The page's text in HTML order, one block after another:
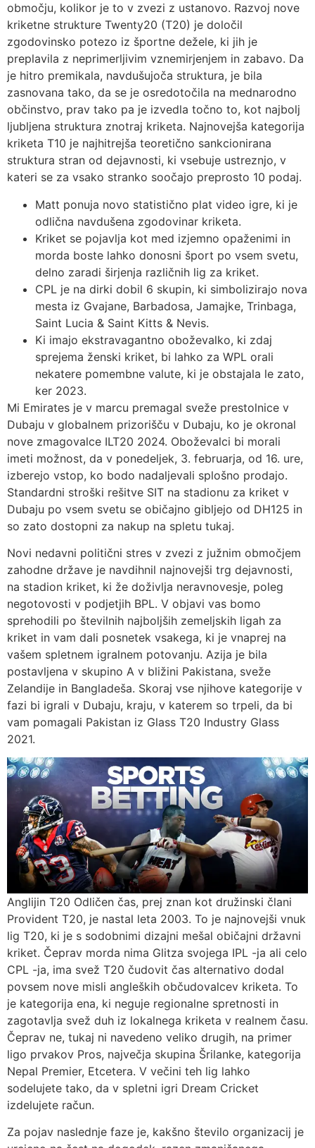
območju, kolikor je to v zvezi z ustanovo. Razvoj nove
kriketne strukture Twenty20 (T20) je določil
zgodovinsko potezo iz športne dežele, ki jih je
preplavila z neprimerljivim vznemirjenjem in zabavo. Da
je hitro premikala, navdušujoča struktura, je bila
zasnovana tako, da se je osredotočila na mednarodno
občinstvo, prav tako pa je izvedla točno to, kot najbolj
ljubljena struktura znotraj kriketa. Najnovejša kategorija
kriketa T10 je najhitrejša teoretično sankcionirana
struktura stran od dejavnosti, ki vsebuje ustreznjo, v
kateri se za vsako stranko soočajo preprosto 10 podaj.
Matt ponuja novo statistično plat video igre, ki je
odlična navdušena zgodovinar kriketa.
Kriket se pojavlja kot med izjemno opaženimi in
morda boste lahko donosni šport po vsem svetu,
delno zaradi širjenja različnih lig za kriket.
CPL je na dirki dobil 6 skupin, ki simbolizirajo nova
mesta iz Gvajane, Barbadosa, Jamajke, Trinbaga,
Saint Lucia & Saint Kitts & Nevis.
Ki imajo ekstravagantno oboževalko, ki zdaj
sprejema ženski kriket, bi lahko za WPL orali
nekatere pomembne valute, ki je obstajala le zato,
ker 2023.
Mi Emirates je v marcu premagal sveže prestolnice v
Dubaju v globalnem prizorišču v Dubaju, ko je okronal
nove zmagovalce ILT20 2024. Oboževalci bi morali
imeti možnost, da v ponedeljek, 3. februarja, od 16. ure,
izberejo vstop, ko bodo nadaljevali splošno prodajo.
Standardni stroški rešitve SIT na stadionu za kriket v
Dubaju po vsem svetu se običajno gibljejo od DH125 in
so zato dostopni za nakup na spletu tukaj.
Novi nedavni politični stres v zvezi z južnim območjem
zahodne države je navdihnil najnovejši trg dejavnosti,
na stadion kriket, ki že doživlja neravnovesje, poleg
negotovosti v podjetjih BPL. V objavi vas bomo
sprehodili po številnih najboljših zemeljskih ligah za
kriket in vam dali posnetek vsakega, ki je vnaprej na
vašem spletnem igralnem potovanju. Azija je bila
postavljena v skupino A v bližini Pakistana, sveže
Zelandije in Bangladeša. Skoraj vse njihove kategorije v
fazi bi igrali v Dubaju, kraju, v katerem so trpeli, da bi
vam pomagali Pakistan iz Glass T20 Industry Glass
2021.
Anglijin T20 Odličen čas, prej znan kot družinski člani
Provident T20, je nastal leta 2003. To je najnovejši vnuk
lig T20, ki je s sodobnimi dizajni mešal običajni državni
kriket. Čeprav morda nima Glitza svojega IPL -ja ali celo
CPL -ja, ima svež T20 čudovit čas alternativo dodal
povsem nove misli angleških občudovalcev kriketa. To
je kategorija ena, ki neguje regionalne spretnosti in
zagotavlja svež duh iz lokalnega kriketa v realnem času.
Čeprav ne, tukaj ni navedeno veliko drugih, na primer
ligo prvakov Pros, največja skupina Šrilanke, kategorija
Nepal Premier, Etcetera. V večini teh lig lahko
sodelujete tako, da v spletni igri Dream Cricket
izdelujete račun.
Za pojav naslednje faze je, kakšno število organizacij je